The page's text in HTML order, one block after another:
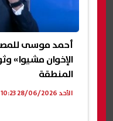
أحمد موسى
المنطقة
الأحد 28/06/2026 10:23 م